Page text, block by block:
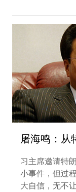
屠海鸣：从
习主席邀请特
小事件，但过
大自信，无不